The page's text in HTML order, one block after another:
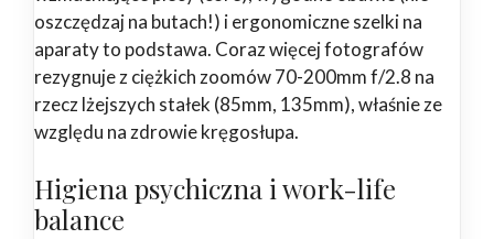
oszczędzaj na butach!) i ergonomiczne szelki na
aparaty to podstawa. Coraz więcej fotografów
rezygnuje z ciężkich zoomów 70-200mm f/2.8 na
rzecz lżejszych stałek (85mm, 135mm), właśnie ze
względu na zdrowie kręgosłupa.
Higiena psychiczna i work-life
balance